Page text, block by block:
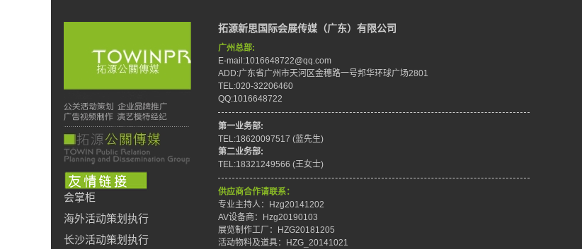
会掌柜
海外活动策划执行
长沙活动策划执行
拓源新思国际会展传媒（广东）有限公司
广州总部:
E-mail:1016648722@qq.com
ADD:广东省广州市天河区金穗路一号邦华环球广场2801
TEL:020-32206460
QQ:1016648722
第一业务部:
TEL:18620097517 (蓝先生)
第二业务部:
TEL:18321249566 (王女士)
供应商合作请联系：
专业主持人：Hzg20141202
AV设备商：Hzg20190103
展览制作工厂：HZG20181205
活动物料及道具：HZG_20141021